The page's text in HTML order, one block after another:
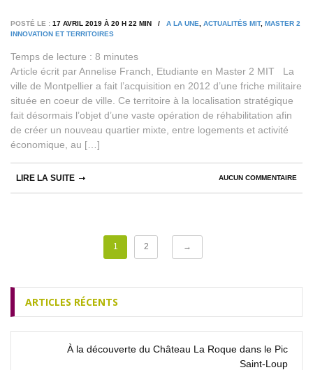
POSTÉ LE : 17 AVRIL 2019 À 20 H 22 MIN / A LA UNE ACTUALITÉS MIT, MASTER 2
INNOVATION ET TERRITOIRES
Temps de lecture : 8 minutes
Article écrit par Annelise Franch, Etudiante en Master 2 MIT La
ville de Montpellier a fait l’acquisition en 2012 d’une friche militaire
située en coeur de ville. Ce territoire à la localisation stratégique
fait désormais l’objet d’une vaste opération de réhabilitation afin
de créer un nouveau quartier mixte, entre logements et activité
économique, au […]
AUCUN COMMENTAIRE
LIRE LA SUITE
1 2 →
ARTICLES RÉCENTS
À la découverte du Château La Roque dans le Pic
Saint‑Loup